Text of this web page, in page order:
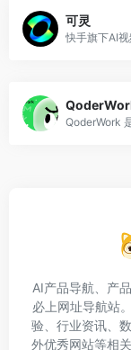
可灵
快手旗下AI
AI产品导航、产
必上网址导航站
验、行业资讯、
外优秀网站等相